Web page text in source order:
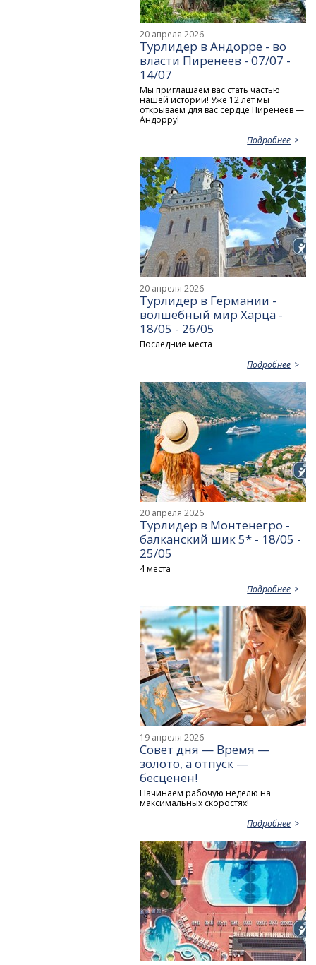
20 апреля 2026
Турлидер в Андорре - во
власти Пиренеев - 07/07 -
14/07
Мы приглашаем вас стать частью
нашей истории! Уже 12 лет мы
открываем для вас сердце Пиренеев —
Андорру!
Подробнее
20 апреля 2026
Турлидер в Германии -
волшебный мир Харца -
18/05 - 26/05
Последние места
Подробнее
20 апреля 2026
Турлидер в Монтенегро -
балканский шик 5* - 18/05 -
25/05
4 места
Подробнее
19 апреля 2026
Совет дня — Время —
золото, а отпуск —
бесценен!
Начинаем рабочую неделю на
максимальных скоростях!
Подробнее